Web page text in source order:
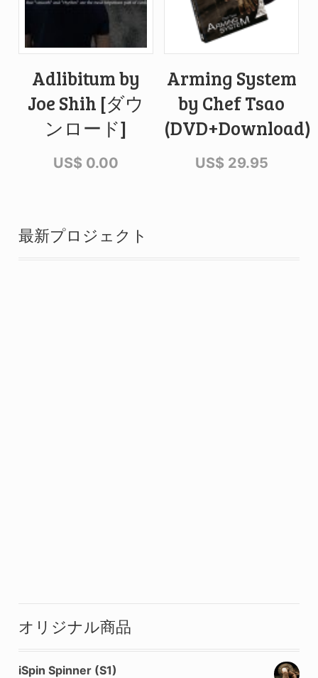
Adlibitum by
Joe Shih [ダウ
ンロード]
US$ 0.00
Arming System
by Chef Tsao
(DVD+Download)
US$ 29.95
最新プロジェクト
オリジナル商品
iSpin Spinner (S1)